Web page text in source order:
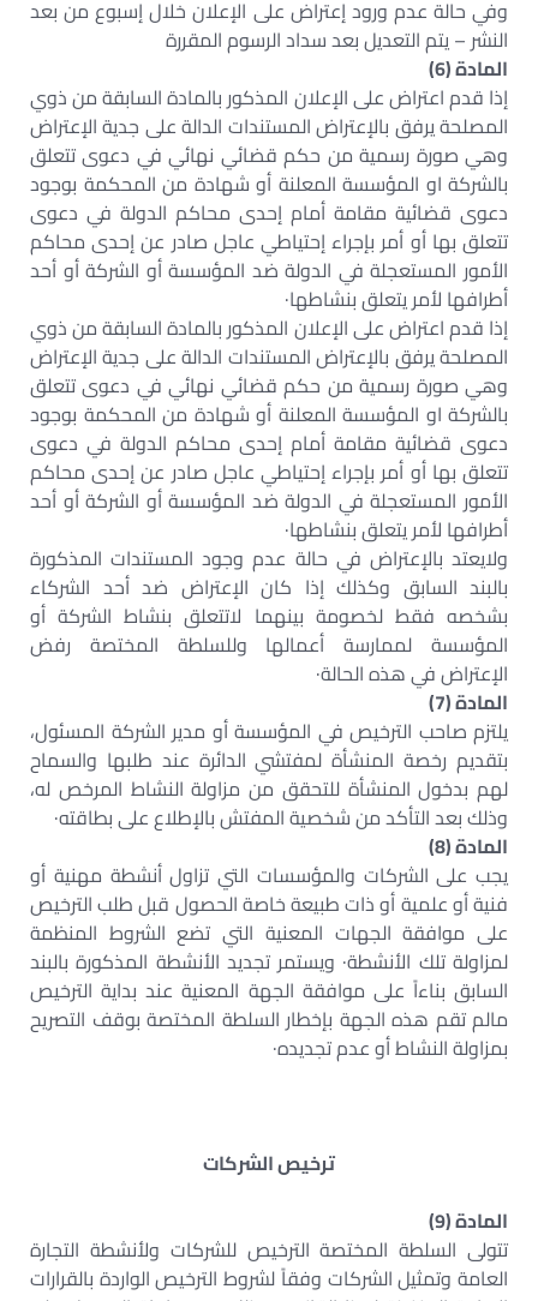
وفي حالة عدم ورود إعتراض على الإعلان خلال إسبوع من بعد
النشر – يتم التعديل بعد سداد الرسوم المقررة
المادة (6)
إذا قدم اعتراض على الإعلان المذكور بالمادة السابقة من ذوي
المصلحة يرفق بالإعتراض المستندات الدالة على جدية الإعتراض
وهي صورة رسمية من حكم قضائي نهائي في دعوى تتعلق
بالشركة او المؤسسة المعلنة أو شهادة من المحكمة بوجود
دعوى قضائية مقامة أمام إحدى محاكم الدولة في دعوى
تتعلق بها أو أمر بإجراء إحتياطي عاجل صادر عن إحدى محاكم
الأمور المستعجلة في الدولة ضد المؤسسة أو الشركة أو أحد
أطرافها لأمر يتعلق بنشاطها·
إذا قدم اعتراض على الإعلان المذكور بالمادة السابقة من ذوي
المصلحة يرفق بالإعتراض المستندات الدالة على جدية الإعتراض
وهي صورة رسمية من حكم قضائي نهائي في دعوى تتعلق
بالشركة او المؤسسة المعلنة أو شهادة من المحكمة بوجود
دعوى قضائية مقامة أمام إحدى محاكم الدولة في دعوى
تتعلق بها أو أمر بإجراء إحتياطي عاجل صادر عن إحدى محاكم
الأمور المستعجلة في الدولة ضد المؤسسة أو الشركة أو أحد
أطرافها لأمر يتعلق بنشاطها·
ولايعتد بالإعتراض في حالة عدم وجود المستندات المذكورة
بالبند السابق وكذلك إذا كان الإعتراض ضد أحد الشركاء
بشخصه فقط لخصومة بينهما لاتتعلق بنشاط الشركة أو
المؤسسة لممارسة أعمالها وللسلطة المختصة رفض
الإعتراض في هذه الحالة·
المادة (7)
يلتزم صاحب الترخيص في المؤسسة أو مدير الشركة المسئول،
بتقديم رخصة المنشأة لمفتشي الدائرة عند طلبها والسماح
لهم بدخول المنشأة للتحقق من مزاولة النشاط المرخص له،
وذلك بعد التأكد من شخصية المفتش بالإطلاع على بطاقته·
المادة (8)
يجب على الشركات والمؤسسات التي تزاول أنشطة مهنية أو
فنية أو علمية أو ذات طبيعة خاصة الحصول قبل طلب الترخيص
على موافقة الجهات المعنية التي تضع الشروط المنظمة
لمزاولة تلك الأنشطة· ويستمر تجديد الأنشطة المذكورة بالبند
السابق بناءاً على موافقة الجهة المعنية عند بداية الترخيص
مالم تقم هذه الجهة بإخطار السلطة المختصة بوقف التصريح
بمزاولة النشاط أو عدم تجديده·
ترخيص الشركات
المادة (9)
تتولى السلطة المختصة الترخيص للشركات ولأنشطة التجارة
العامة وتمثيل الشركات وفقاً لشروط الترخيص الواردة بالقرارات